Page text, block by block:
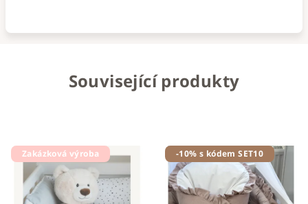
Související produkty
Zakázková výroba -10% s kódem SET10